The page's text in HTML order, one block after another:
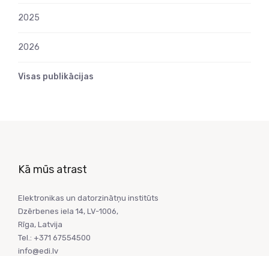
2025
2026
Visas publikācijas
Kā mūs atrast
Elektronikas un datorzinātņu institūts
Dzērbenes iela 14, LV-1006,
Rīga, Latvija
Tel.: +371 67554500
info@edi.lv